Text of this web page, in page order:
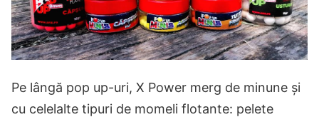
Pe lângă pop up-uri, X Power merg de minune și
cu celelalte tipuri de momeli flotante: pelete